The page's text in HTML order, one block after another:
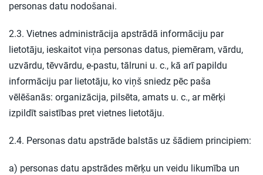
personas datu nodošanai.
2.3. Vietnes administrācija apstrādā informāciju par
lietotāju, ieskaitot viņa personas datus, piemēram, vārdu,
uzvārdu, tēvvārdu, e-pastu, tālruni u. c., kā arī papildu
informāciju par lietotāju, ko viņš sniedz pēc paša
vēlēšanās: organizācija, pilsēta, amats u. c., ar mērķi
izpildīt saistības pret vietnes lietotāju.
2.4. Personas datu apstrāde balstās uz šādiem principiem:
a) personas datu apstrādes mērķu un veidu likumība un